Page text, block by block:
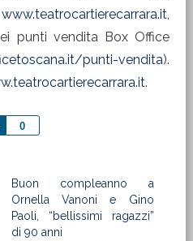
www.teatrocartierecarrara.it,
punti vendita Box Office
punti-vendita).
.
0
Share
Buon compleanno a
Ornella Vanoni e Gino
Paoli, “bellissimi ragazzi”
di 90 anni